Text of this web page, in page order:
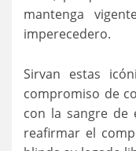
mantenga
imperecedero.
Sirvan estas
compromiso de
con la sangre
reafirmar el